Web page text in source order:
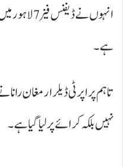
ہے۔
تاہم پراپرٹی ڈیلر ارمغان
نہیں بلکہ کرائے پر لیا گیا ہے۔